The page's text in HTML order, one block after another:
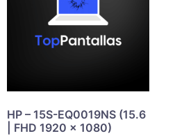
HP – 15S-EQ0019NS (15.6
| FHD 1920 x 1080)